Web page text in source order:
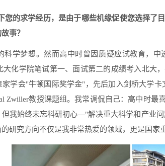
您的求学经历，是由于哪些机缘促使您选择了
事？
科学梦想。然而高中时曾因质疑应试教育，
大化学院笔试第一、面试第二的成绩考入北大
家学会"牛顿国际奖学金" ，先后加入剑桥大学卡
Zwiller教授课题组。我常调侃自己：高中时最
但我始终未忘科研初心—"解决重大科学和产业
研究方向不仅是我非常热爱的领域，更是国家